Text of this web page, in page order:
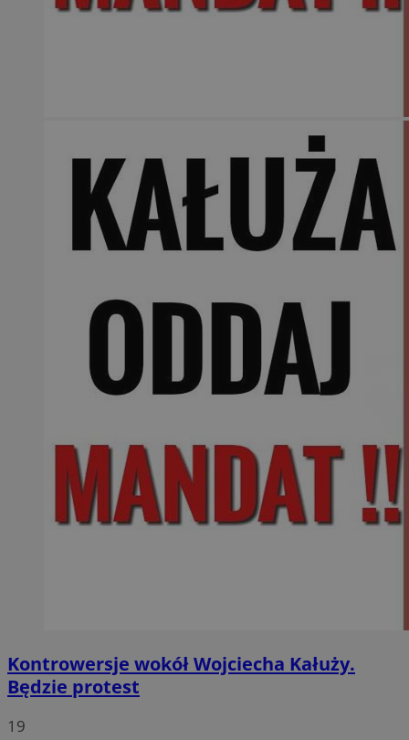
Kontrowersje wokół Wojciecha Kałuży.
Będzie protest
19